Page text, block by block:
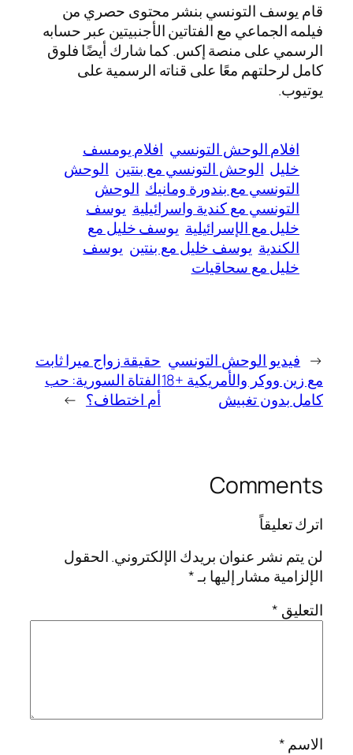
قام يوسف التونسي بنشر محتوى حصري من
فيلمه الجماعي مع الفتاتين الأجنبيتين عبر حسابه
الرسمي على منصة إكس. كما شارك أيضًا فلوق
كامل لرحلتهم معًا على قناته الرسمية على
يوتيوب.
افلام الوحش التونسي افلام يومسف
خليل الوحش التونسي مع بنتين الوحش
التونسي مع بندورة ومانيك الوحش
التونسي مع كندية واسرائيلية يوسف
خليل مع الإسرائيلية يوسف خليل مع
الكندية يوسف خليل مع بنتين يوسف
خليل مع سحاقيات
← فيديو الوحش التونسي
مع زين ووكر والأمريكية +18
كامل بدون تغبيش
حقيقة زواج ميرا ثابت
الفتاة السورية: حب
أم اختطاف؟ →
Comments
اترك تعليقاً
لن يتم نشر عنوان بريدك الإلكتروني.الحقول
الإلزامية مشار إليها بـ*
التعليق *
الاسم*